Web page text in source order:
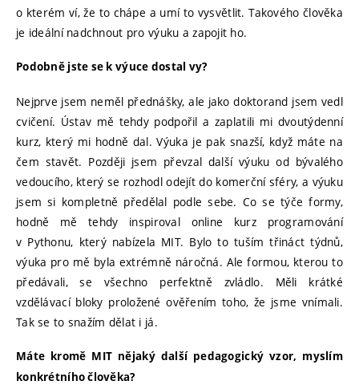
o kterém ví, že to chápe a umí to vysvětlit. Takového člověka
je ideální nadchnout pro výuku a zapojit ho.
Podobně jste se k výuce dostal vy?
Nejprve jsem neměl přednášky, ale jako doktorand jsem vedl
cvičení. Ústav mě tehdy podpořil a zaplatili mi dvoutýdenní
kurz, který mi hodně dal. Výuka je pak snazší, když máte na
čem stavět. Později jsem převzal další výuku od bývalého
vedoucího, který se rozhodl odejít do komerční sféry, a výuku
jsem si kompletně předělal podle sebe. Co se týče formy,
hodně mě tehdy inspiroval online kurz programování
v Pythonu, který nabízela MIT. Bylo to tuším třináct týdnů,
výuka pro mě byla extrémně náročná. Ale formou, kterou to
předávali, se všechno perfektně zvládlo. Měli krátké
vzdělávací bloky proložené ověřením toho, že jsme vnímali.
Tak se to snažím dělat i já.
Máte kromě MIT nějaký další pedagogický vzor, myslím
konkrétního člověka?